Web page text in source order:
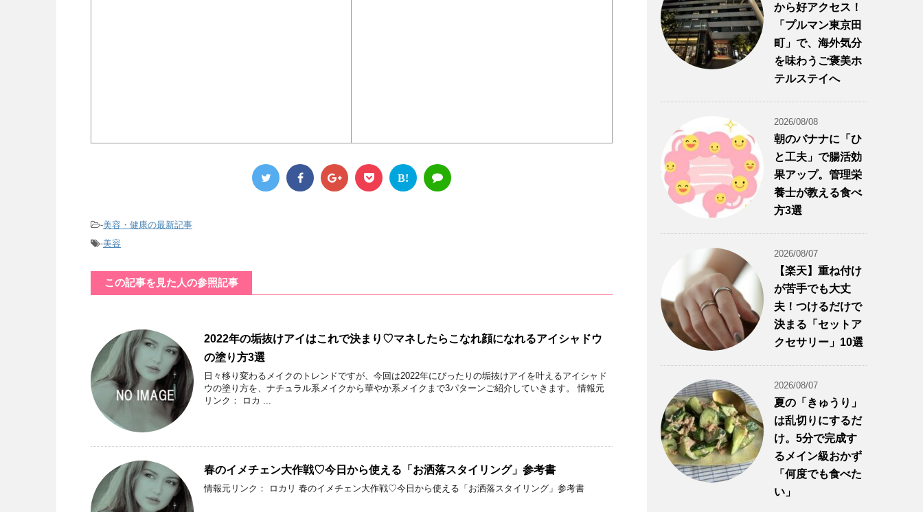
B!
-美容・健康の最新記事
-美容
この記事を見た人の参照記事
2022年の垢抜けアイはこれで決まり♡マネしたらこなれ顔になれるアイシャドウ
の塗り方3選
日々移り変わるメイクのトレンドですが、今回は2022年にぴったりの垢抜けアイを叶えるアイシャド
ウの塗り方を、ナチュラル系メイクから華やか系メイクまで3パターンご紹介していきます。 情報元
リンク： ロカ ...
春のイメチェン大作戦♡今日から使える「お洒落スタイリング」参考書
情報元リンク： ロカリ 春のイメチェン大作戦♡今日から使える「お洒落スタイリング」参考書
から好アクセス！
「プルマン東京田
町」で、海外気分
を味わうご褒美ホ
テルステイへ
2026/08/08
朝のバナナに「ひ
と工夫」で腸活効
果アップ。管理栄
養士が教える食べ
方3選
2026/08/07
【楽天】重ね付け
が苦手でも大丈
夫！つけるだけで
決まる「セットア
クセサリー」10選
2026/08/07
夏の「きゅうり」
は乱切りにするだ
け。5分で完成す
るメイン級おかず
「何度でも食べた
い」